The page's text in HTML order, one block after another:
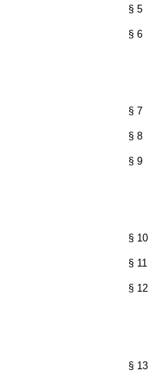
§ 5
§ 6
§ 7
§ 8
§ 9
§ 10
§ 11
§ 12
§ 13